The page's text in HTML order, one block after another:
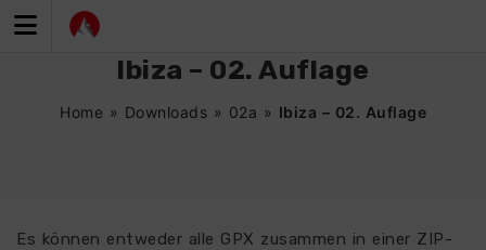
Inhalt
Ibiza – 02. Auflage
Home » Downloads » 02a » Ibiza – 02. Auflage
Es können entweder alle GPX zusammen in einer ZIP-